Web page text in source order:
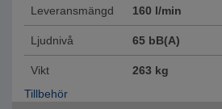
Leveransmängd 160 l/min
Ljudnivå 65 bB(A)
Vikt
263 kg
Tillbehör